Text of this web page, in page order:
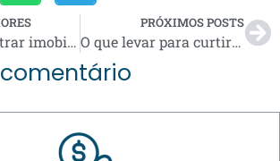
Como encontrar imobiliárias em Balneário Camboriú?
PRÓXIMOS POSTS
O que levar para curtir cachoeiras em Bonito?